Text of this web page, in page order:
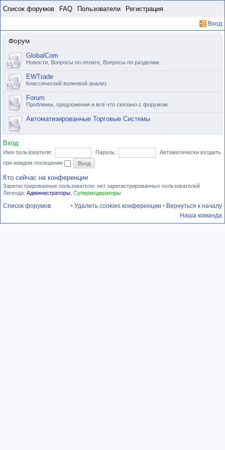
Список форумов FAQ Пользователи Регистрация
Вход
Форум
GlobalCom
Новости, Вопросы по оплате, Вопросы по разделам.
EWTrade
Классический волновой анализ
Forum
Проблемы, предложения и всё что связано с форумом
Автоматизированные Торговые Системы
Вход
Имя пользователя: Пароль:
Автоматически входить
при каждом посещении
Кто сейчас на конференции
Зарегистрированные пользователи: нет зарегистрированных пользователей
Легенда: Администраторы Супермодераторы
Список форумов • Вернуться к началу
• Удалить cookies конференции
Наша команда